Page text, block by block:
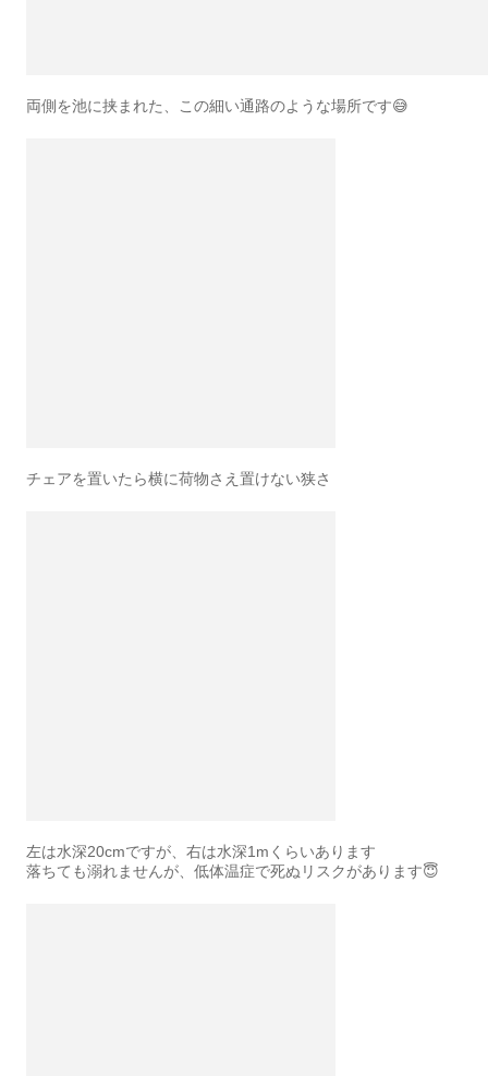
両側を池に挟まれた、この細い通路のような場所です😅
チェアを置いたら横に荷物さえ置けない狭さ
左は水深20cmですが、右は水深1mくらいあります
落ちても溺れませんが、低体温症で死ぬリスクがあります😇